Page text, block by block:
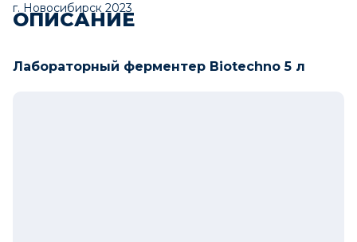
г. Новосибирск 2023
ОПИСАНИЕ
Лабораторный ферментер Biotechno 5 л